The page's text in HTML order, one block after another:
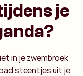
je
in je zwembroek
steentjes uit je